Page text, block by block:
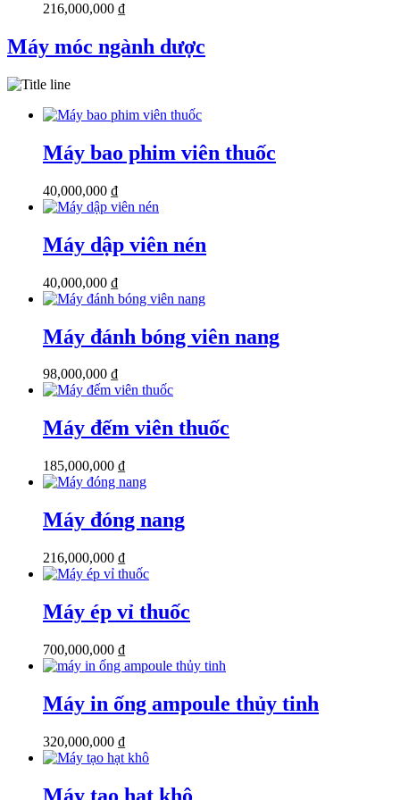
216,000,000 ₫
Máy móc ngành dược
Máy bao phim viên thuốc
40,000,000 ₫
Máy dập viên nén
40,000,000 ₫
Máy đánh bóng viên nang
98,000,000 ₫
Máy đếm viên thuốc
185,000,000 ₫
Máy đóng nang
216,000,000 ₫
Máy ép vỉ thuốc
700,000,000 ₫
Máy in ống ampoule thủy tinh
320,000,000 ₫
Máy tạo hạt khô